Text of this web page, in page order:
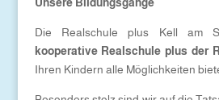
Die Realschule plus Kell
kooperative Realschule plus der
Ihren Kindern alle Möglichkeiten